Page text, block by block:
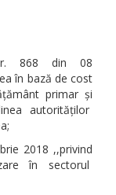
868 din 08
în bază de cost
primar și
autorităților
2018 ,,privind
în sectorul